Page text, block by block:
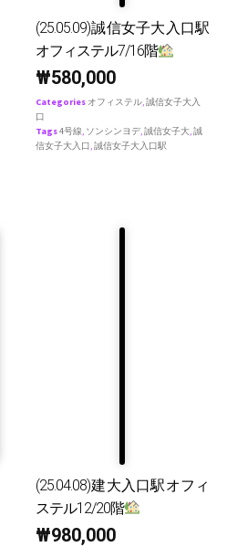
(25.05.09)誠信女子大入口駅
オフィステル7/16階
₩580,000
Categories オフィステル,誠信女子大入
口
Tags4号線, ソンシンヨデ,誠信女子大,誠
信女子大入口,誠信女子大入口駅
(25.04.08)建大入口駅オフィ
ステル12/20階
₩980,000